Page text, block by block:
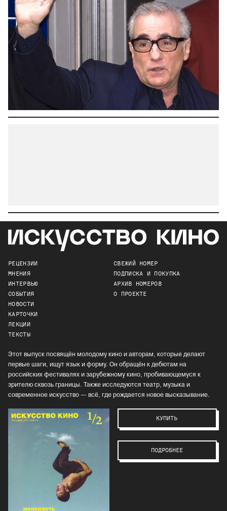
РЕЦЕНЗИИ
МНЕНИЯ
ИНТЕРВЬЮ
СОБЫТИЯ
НОВОСТИ
КАРТОЧКИ
ЛЕКЦИИ
ТЕКСТЫ
СВЕЖИЙ НОМЕР
ПОДПИСКА И ПОКУПКА
АРХИВ НОМЕРОВ
О ПРОЕКТЕ
Этот выпуск посвящён молодому кино и авторам, которые делают
первые шаги, ищут язык и форму. Он обращён к дебютам на
российских фестивалях и зарубежному кино, пробивающемуся к
зрителю сквозь границы. Также исследуются театр, музыка и
современное искусство — всё, где рождается новое высказывание.
КУПИТЬ
ПОДРОБНЕЕ